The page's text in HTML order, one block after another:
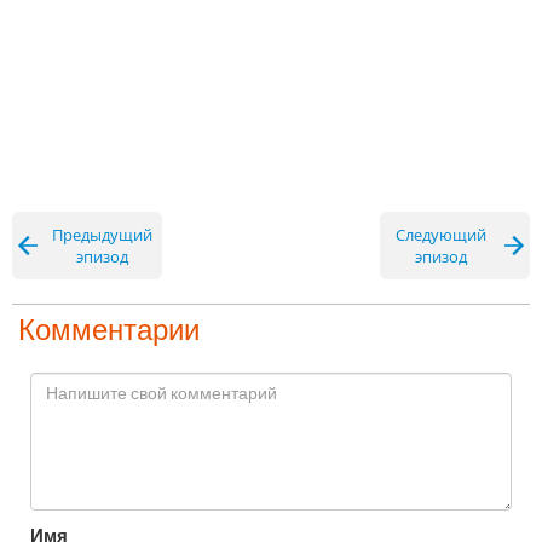
Предыдущий
эпизод
Следующий
эпизод
Комментарии
Имя